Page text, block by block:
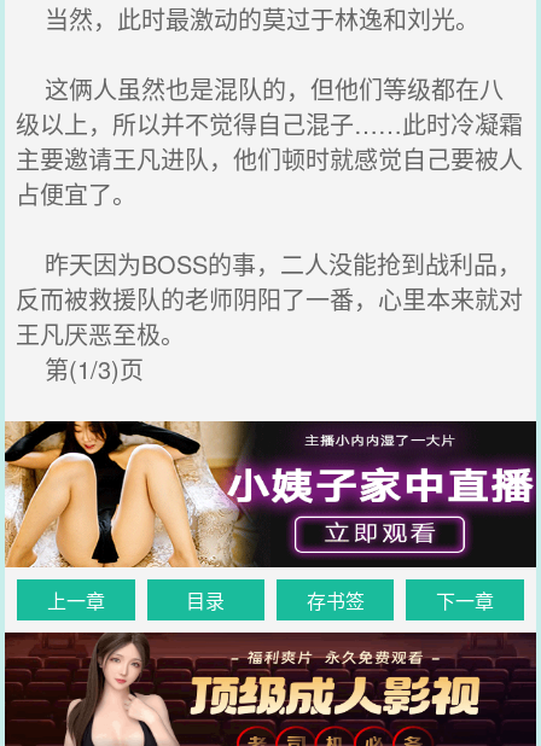
当然，此时最激动的莫过于林逸和刘光。
这俩人虽然也是混队的，但他们等级都在八
级以上，所以并不觉得自己混子……此时冷凝霜
主要邀请王凡进队，他们顿时就感觉自己要被人
占便宜了。
昨天因为BOSS的事，二人没能抢到战利品，
反而被救援队的老师阴阳了一番，心里本来就对
王凡厌恶至极。
第(1/3)页
上一章 目录 存书签 下一章